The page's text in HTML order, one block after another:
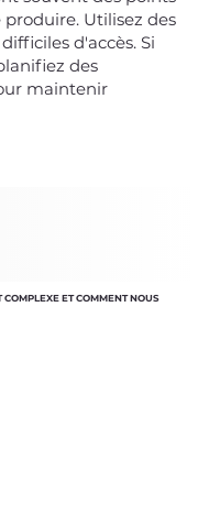
Utilisez des
d'accès. Si
des
maintenir
ET COMMENT NOUS